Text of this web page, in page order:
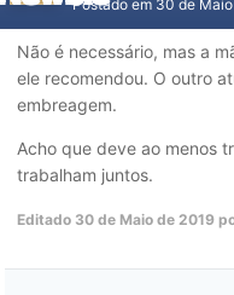
Postado em 30 de
Não é necessário, mas a
ele recomendou. O outro
embreagem.
Acho que deve ao menos
trabalham juntos.
Editado 30 de Maio de 2019